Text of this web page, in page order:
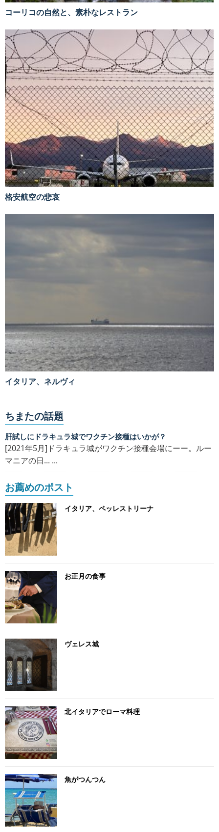
コーリコの自然と、素朴なレストラン
格安航空の悲哀
イタリア、ネルヴィ
ちまたの話題
肝試しにドラキュラ城でワクチン接種はいかが？
[2021年5月]ドラキュラ城がワクチン接種会場にーー。ルー
マニアの日... ...
お薦めのポスト
イタリア、ペッレストリーナ
お正月の食事
ヴェレス城
北イタリアでローマ料理
魚がつんつん